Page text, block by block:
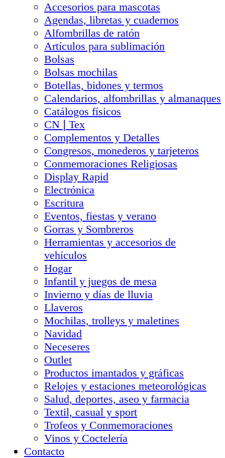
Accesorios para mascotas
Agendas, libretas y cuadernos
Alfombrillas de ratón
Artículos para sublimación
Bolsas
Bolsas mochilas
Botellas, bidones y termos
Calendarios, alfombrillas y almanaques
Catálogos físicos
CN❘Tex
Complementos y Detalles
Congresos, monederos y tarjeteros
Conmemoraciones Religiosas
Display Rapid
Electrónica
Escritura
Eventos, fiestas y verano
Gorras y Sombreros
Herramientas y accesorios de
vehículos
Hogar
Infantil y juegos de mesa
Invierno y días de lluvia
Llaveros
Mochilas, trolleys y maletines
Navidad
Neceseres
Outlet
Productos imantados y gráficas
Relojes y estaciones meteorológicas
Salud, deportes, aseo y farmacia
Textil, casual y sport
Trofeos y Conmemoraciones
Vinos y Coctelería
Contacto